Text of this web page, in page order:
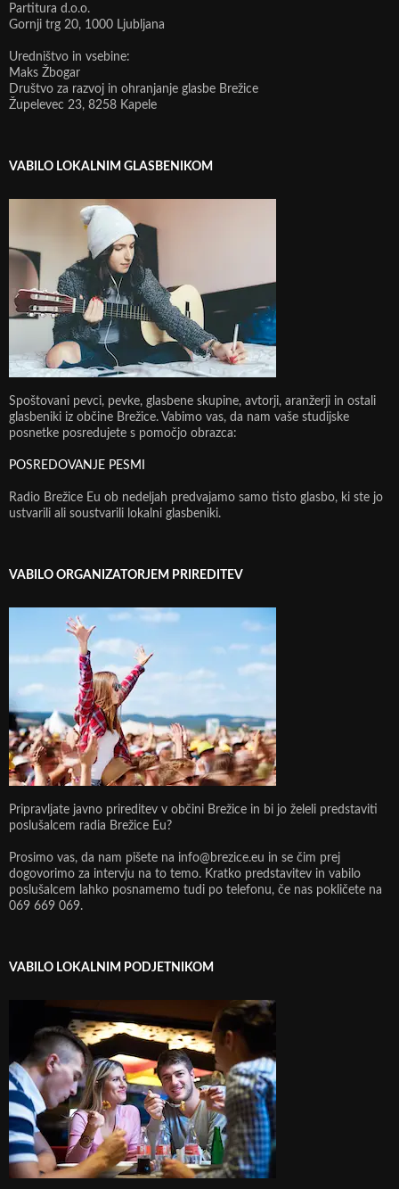
Partitura d.o.o.
Gornji trg 20, 1000 Ljubljana
Uredništvo in vsebine:
Maks Žbogar
Društvo za razvoj in ohranjanje glasbe Brežice
Župelevec 23, 8258 Kapele
VABILO LOKALNIM GLASBENIKOM
Spoštovani pevci, pevke, glasbene skupine, avtorji, aranžerji in ostali
glasbeniki iz občine Brežice. Vabimo vas, da nam vaše studijske
posnetke posredujete s pomočjo obrazca:
POSREDOVANJE PESMI
Radio Brežice Eu ob nedeljah predvajamo samo tisto glasbo, ki ste jo
ustvarili ali soustvarili lokalni glasbeniki.
VABILO ORGANIZATORJEM PRIREDITEV
Pripravljate javno prireditev v občini Brežice in bi jo želeli predstaviti
poslušalcem radia Brežice Eu?
Prosimo vas, da nam pišete na info@brezice.eu in se čim prej
dogovorimo za intervju na to temo. Kratko predstavitev in vabilo
poslušalcem lahko posnamemo tudi po telefonu, če nas pokličete na
069 669 069.
VABILO LOKALNIM PODJETNIKOM